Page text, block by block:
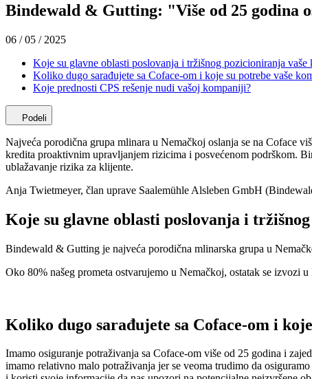
Bindewald & Gutting: "Više od 25 godina
06 / 05 / 2025
Koje su glavne oblasti poslovanja i tržišnog pozicioniranja vaše
Koliko dugo sarađujete sa Coface-om i koje su potrebe vaše
Koje prednosti CPS rešenje nudi vašoj kompaniji?
Podeli
Najveća porodična grupa mlinara u Nemačkoj oslanja se na Coface
kredita proaktivnim upravljanjem rizicima i posvećenom podrškom.
ublažavanje rizika za klijente.
Anja Twietmeyer, član uprave Saalemühle Alsleben GmbH
Koje su glavne oblasti poslovanja i
Bindewald & Gutting je najveća porodična mlinarska grupa u
Oko 80% našeg prometa ostvarujemo u Nemačkoj, ostatak se
Koliko dugo sarađujete sa Coface-om i
Imamo osiguranje potraživanja sa Coface-om više od 25 godina i
imamo relativno malo potraživanja jer se veoma trudimo da